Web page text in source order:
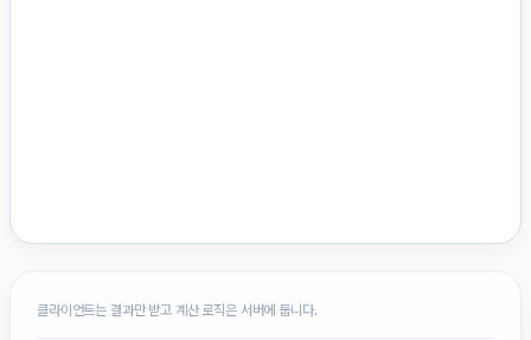
클라이언트는 결과만 받고 계산 로직은 서버에 둡니다.